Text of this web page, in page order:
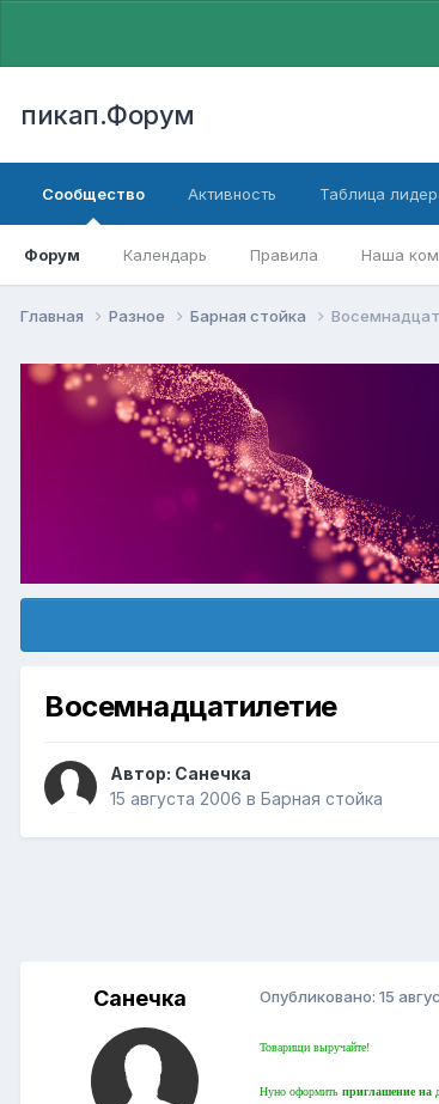
пикап.Форум
Сообщество
Форум Календарь Правила Наша
Активность Таблица
Главная Разное Барная стойка
Восемнадцатилетие
Автор: Санечка
15 августа 2006 в Барная стойка
Санечка Опубликовано: 15
Товарищи выручайте!
Нуно оформить приглашение на